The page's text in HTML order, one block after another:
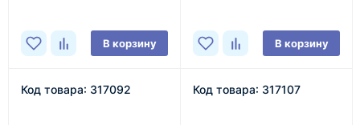
В корзину В корзину
Код товара: 317092 Код товара: 317107